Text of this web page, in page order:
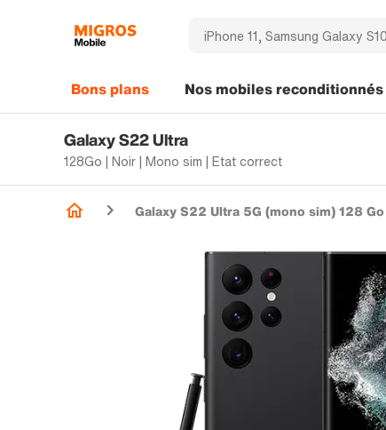
Bons plans Nos mobiles reconditionnés
Galaxy S22 Ultra
128Go | Noir | Mono sim | Etat correct
Galaxy S22 Ultra 5G (mono sim) 128